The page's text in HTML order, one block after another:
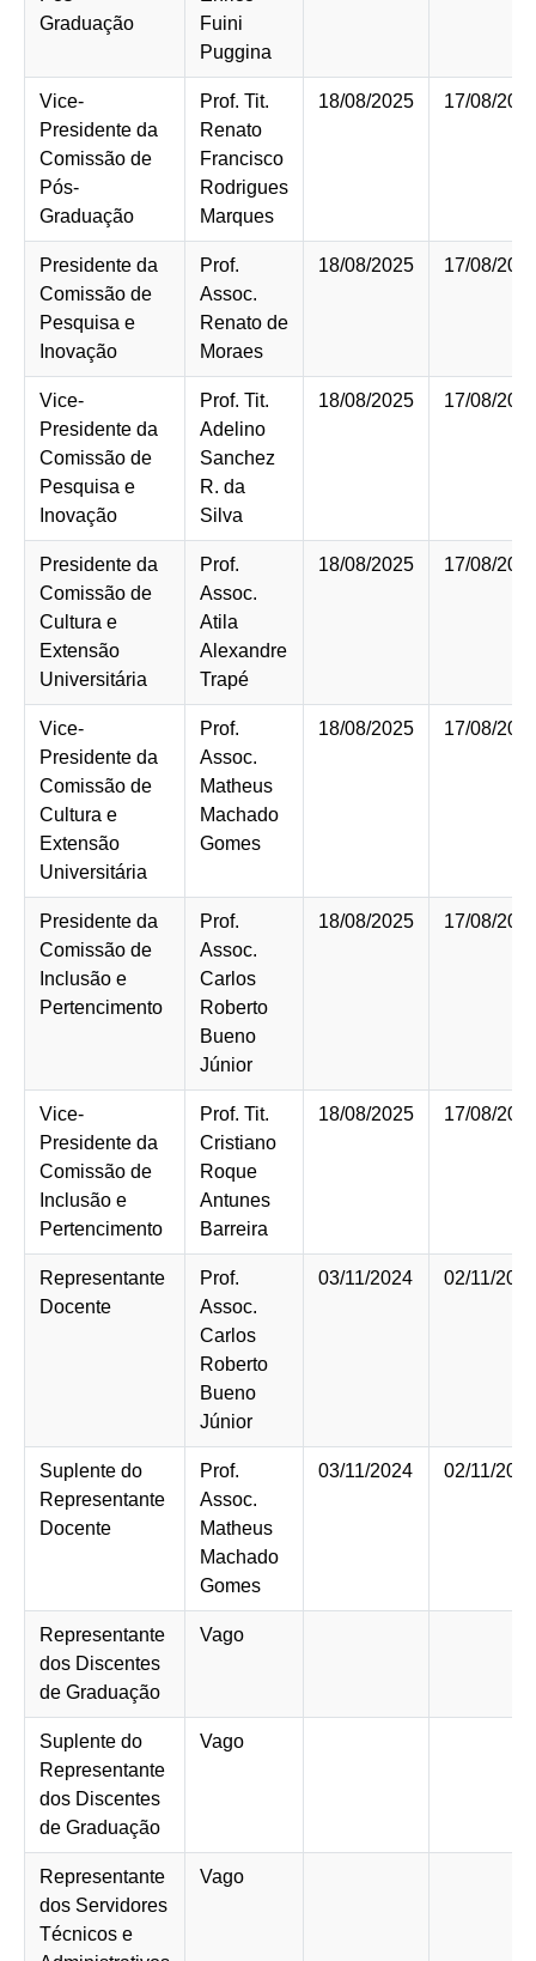
Graduação
Fuini
Puggina
Vice-
Presidente da
Comissão de
Pós-
Graduação
Prof. Tit.
Renato
Francisco
Rodrigues
Marques
18/08/2025 17/08/
Presidente da
Comissão de
Pesquisa e
Inovação
Prof.
Assoc.
Renato de
Moraes
18/08/2025 17/08/
Vice-
Presidente da
Comissão de
Pesquisa e
Inovação
Prof. Tit.
Adelino
Sanchez
R. da
Silva
18/08/2025 17/08/
Presidente da
Comissão de
Cultura e
Extensão
Universitária
Prof.
Assoc.
Atila
Alexandre
Trapé
18/08/2025 17/08/
Vice-
Presidente da
Comissão de
Cultura e
Extensão
Universitária
Prof.
Assoc.
Matheus
Machado
Gomes
18/08/2025 17/08/
Presidente da
Comissão de
Inclusão e
Pertencimento
Prof.
Assoc.
Carlos
Roberto
Bueno
Júnior
18/08/2025 17/08/
Vice-
Presidente da
Comissão de
Inclusão e
Pertencimento
Prof. Tit.
Cristiano
Roque
Antunes
Barreira
18/08/2025 17/08/
Representante
Docente
Prof.
Assoc.
Carlos
Roberto
Bueno
Júnior
03/11/2024 02/11/
Suplente do
Representante
Docente
Prof.
Assoc.
Matheus
Machado
Gomes
03/11/2024 02/11/
Representante
dos Discentes
de Graduação
Vago
Suplente do
Representante
dos Discentes
de Graduação
Vago
Representante
dos Servidores
Técnicos e
Vago